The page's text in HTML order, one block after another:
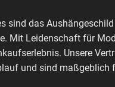
sind das
Mit Leidenschaft für
Unsere
und sind maßgeblich